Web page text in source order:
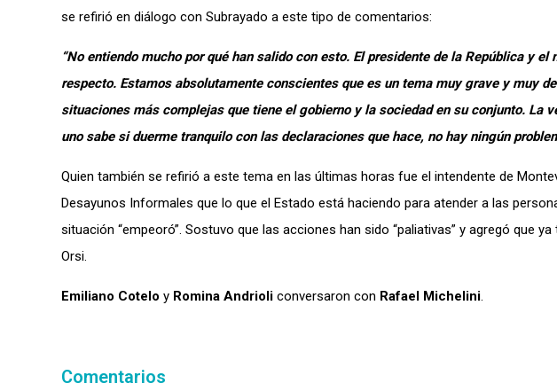
se refirió en diálogo con Subrayado a este tipo de comentarios:
“No entiendo mucho por qué han salido con esto. El presidente de la República y
respecto. Estamos absolutamente conscientes que es un tema muy grave y muy
situaciones más complejas que tiene el gobierno y la sociedad en su conjunto. La
uno sabe si duerme tranquilo con las declaraciones que hace, no hay ningún
Quien también se refirió a este tema en las últimas horas fue el intendente de
Desayunos Informales que lo que el Estado está haciendo para atender a las
situación “empeoró”. Sostuvo que las acciones han sido “paliativas” y agregó que
Orsi.
Emiliano Cotelo y Romina Andrioli conversaron con Rafael Michelini.
Comentarios